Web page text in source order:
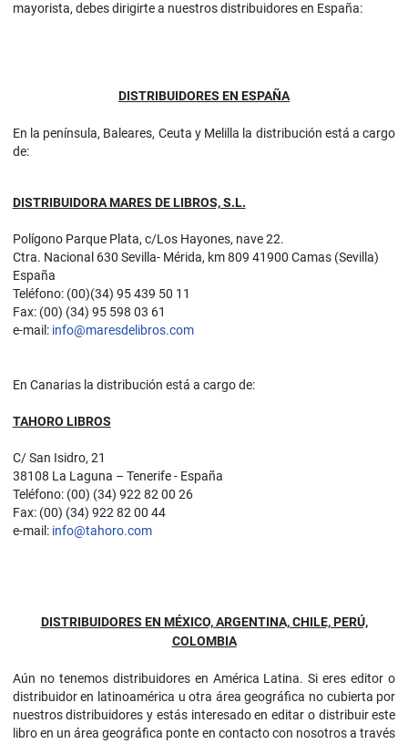
mayorista, debes dirigirte a nuestros distribuidores en España:
DISTRIBUIDORES EN ESPAÑA
En la península, Baleares, Ceuta y Melilla la distribución está a cargo
de:
DISTRIBUIDORA MARES DE LIBROS, S.L.
Polígono Parque Plata, c/Los Hayones, nave 22.
Ctra. Nacional 630 Sevilla- Mérida, km 809 41900 Camas (Sevilla)
España
Teléfono: (00)(34) 95 439 50 11
Fax: (00) (34) 95 598 03 61
e-mail: info@maresdelibros.com
En Canarias la distribución está a cargo de:
TAHORO LIBROS
C/ San Isidro, 21
38108 La Laguna – Tenerife - España
Teléfono: (00) (34) 922 82 00 26
Fax: (00) (34) 922 82 00 44
e-mail: info@tahoro.com
DISTRIBUIDORES EN MÉXICO, ARGENTINA, CHILE, PERÚ,
COLOMBIA
Aún no tenemos distribuidores en América Latina. Si eres editor o
distribuidor en latinoamérica u otra área geográfica no cubierta por
nuestros distribuidores y estás interesado en editar o distribuir este
libro en un área geográfica ponte en contacto con nosotros a través